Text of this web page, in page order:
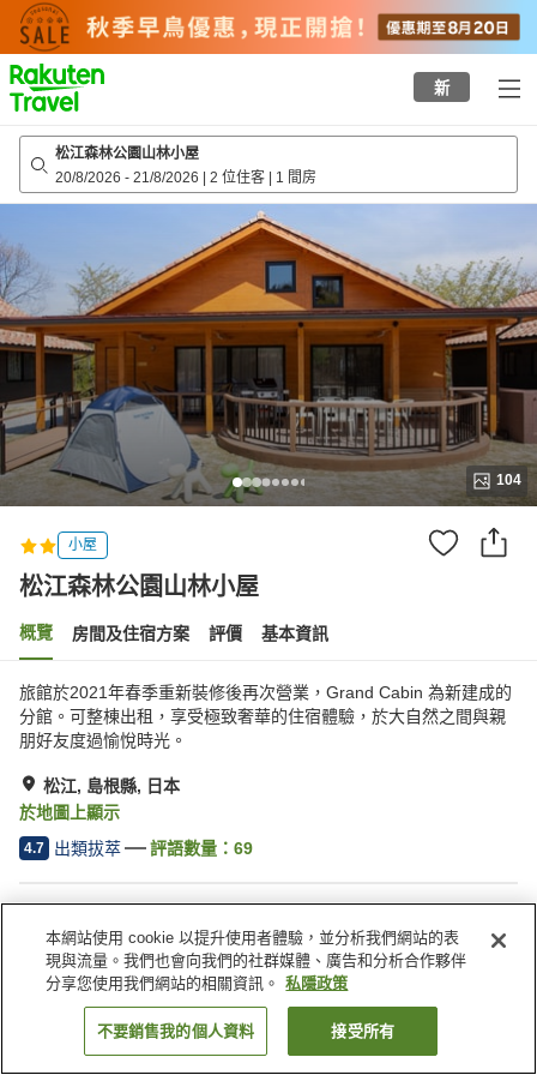
to
top
page
新
松江森林公園山林小屋
20/8/2026 - 21/8/2026 | 2 位住客 | 1 間房
104
小屋
松江森林公園山林小屋
概覽 房間及住宿方案 評價 基本資訊
旅館於2021年春季重新裝修後再次營業，Grand Cabin 為新建成的
分館。可整棟出租，享受極致奢華的住宿體驗，於大自然之間與親
朋好友度過愉悅時光。
松江, 島根縣, 日本
於地圖上顯示
4.7 出類拔萃 評語數量： 69
停車場
咖啡廳
自動販賣機
商店
日本 島根縣 松江 松江森林公園山林小屋
找客房
本網站使用 cookie 以提升使用者體驗，並分析我們網站的表
現與流量。我們也會向我們的社群媒體、廣告和分析合作夥伴
分享您使用我們網站的相關資訊。
私隱政策
不要銷售我的個人資料 接受所有